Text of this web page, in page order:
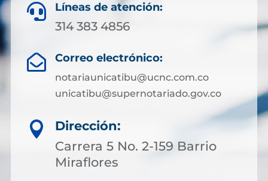
 Líneas de atención:
314 383 4856
 Correo electrónico:
notariaunicatibu@ucnc.com.co
unicatibu@supernotariado.gov.co

Dirección:
Carrera 5 No. 2-159 Barrio
Miraflores